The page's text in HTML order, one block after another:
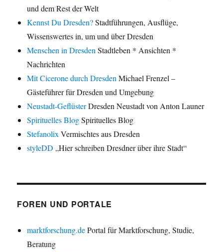
und dem Rest der Welt
Kennst Du Dresden?Stadtführungen, Ausflüge,
Wissenswertes in, um und über Dresden
Menschen in Dresden Stadtleben * Ansichten *
Nachrichten
Mit Cicerone durch Dresden Michael Frenzel –
Gästeführer für Dresden und Umgebung
Neustadt-GeflüsterDresden Neustadt von Anton Launer
Spirituelles BlogSpirituelles Blog
Stefanolix Vermischtes aus Dresden
styleDD „Hier schreiben Dresdner über ihre Stadt“
FOREN UND PORTALE
marktforschung.dePortal für Marktforschung, Studie,
Beratung